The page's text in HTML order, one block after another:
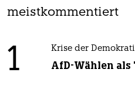
meistkommentiert
1 Krise der
AfD-Wählen